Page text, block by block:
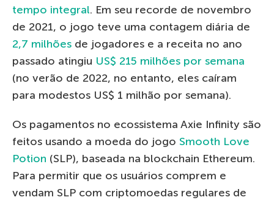
tempo integral. Em seu recorde de novembro
de 2021, o jogo teve uma contagem diária de
2,7 milhões de jogadores e a receita no ano
passado atingiu US$ 215 milhões por semana
(no verão de 2022, no entanto, eles caíram
para modestos US$ 1 milhão por semana).
Os pagamentos no ecossistema Axie Infinity são
feitos usando a moeda do jogo Smooth Love
Potion (SLP), baseada na blockchain Ethereum.
Para permitir que os usuários comprem e
vendam SLP com criptomoedas regulares de